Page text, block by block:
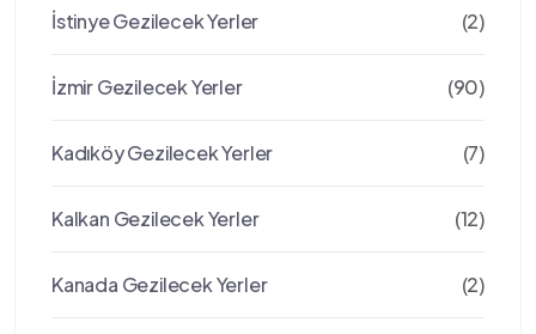
İstinye Gezilecek Yerler (2)
İzmir Gezilecek Yerler (90)
Kadıköy Gezilecek Yerler (7)
Kalkan Gezilecek Yerler (12)
Kanada Gezilecek Yerler (2)